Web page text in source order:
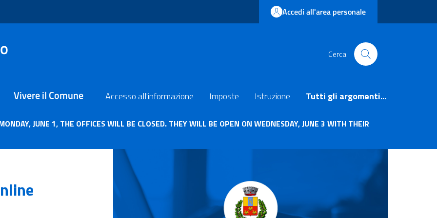
Accedi all'area personale
Cerca
Vivere il Comune Accesso all'informazione Imposte Istruzione Tutti gli argomenti...